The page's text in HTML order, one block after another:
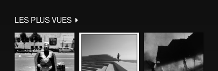
LES PLUS VUES